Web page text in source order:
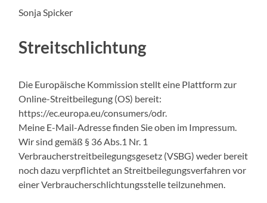
Sonja Spicker
Streitschlichtung
Die Europäische Kommission stellt eine Plattform zur
Online-Streitbeilegung (OS) bereit:
https://ec.europa.eu/consumers/odr.
Meine E-Mail-Adresse finden Sie oben im Impressum.
Wir sind gemäß § 36 Abs.1 Nr. 1
Verbraucherstreitbeilegungsgesetz (VSBG) weder bereit
noch dazu verpflichtet an Streitbeilegungsverfahren vor
einer Verbraucherschlichtungsstelle teilzunehmen.